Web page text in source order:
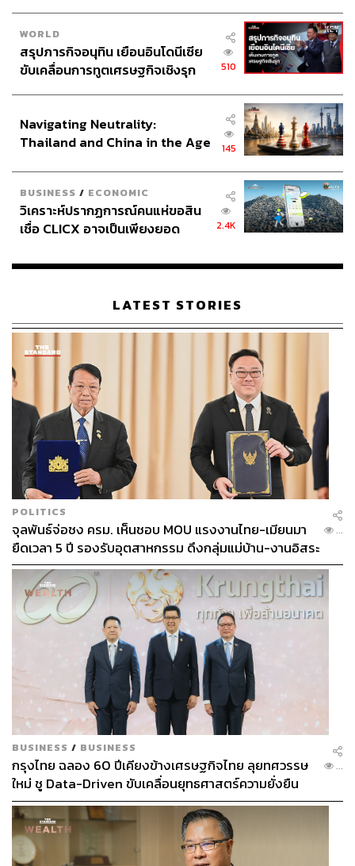
WORLD
สรุปภารกิจอนุทิน เยือนอินโดนีเซีย
ขับเคลื่อนการทูตเศรษฐกิจเชิงรุก
510
Navigating Neutrality:
Thailand and China in the Age
145
BUSINESS / ECONOMIC
วิเคราะห์ปรากฏการณ์คนแห่ขอสิน
เชื่อ CLICX อาจเป็นเพียงยอด
เรือนไทยที่ถูกซุกไว้
2.4K
LATEST STORIES
POLITICS
จุลพันธ์จ่อชง ครม. เห็นชอบ MOU แรงงานไทย-เมียนมา
ยืดเวลา 5 ปี รองรับอุตสาหกรรม ดึงกลุ่มแม่บ้าน-งานอิสระ
เข้าสู่ระบบประกันสังคม
...
BUSINESS / BUSINESS
กรุงไทย ฉลอง 60 ปีเคียงข้างเศรษฐกิจไทย ลุยทศวรรษ
ใหม่ ชู Data-Driven ขับเคลื่อนยุทธศาสตร์ความยั่งยืน
...